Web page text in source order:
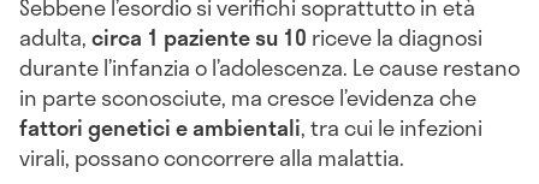
Sebbene l’esordio si verifichi soprattutto in età
adulta,circa 1 paziente su 10 riceve la diagnosi
durante l’infanzia o l’adolescenza. Le cause restano
in parte sconosciute, ma cresce l’evidenza che
fattori genetici e ambientali, tra cui le infezioni
virali, possano concorrere alla malattia.